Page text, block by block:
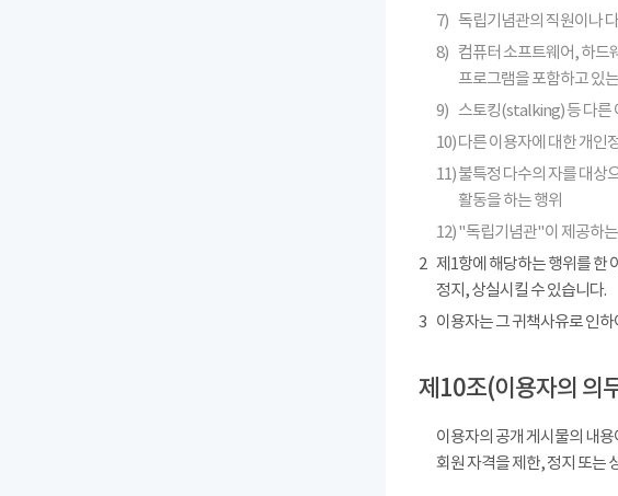
7) 독립기념관의 직원이나
8) 컴퓨터 소프트웨어, 하드
프로그램을 포함하고 있
9) 스토킹(stalking) 등 다른
10)다른 이용자에 대한 개인
11)불특정 다수의 자를 대상
활동을 하는 행위
12)"독립기념관"이 제공하는
2 제1항에 해당하는 행위를 한
정지, 상실시킬 수 있습니다.
3 이용자는 그 귀책사유로 인
제10조(이용자의 의
이용자의 공개 게시물의 내
회원 자격을 제한, 정지 또는